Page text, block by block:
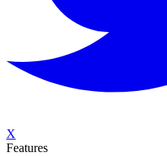
X
Features